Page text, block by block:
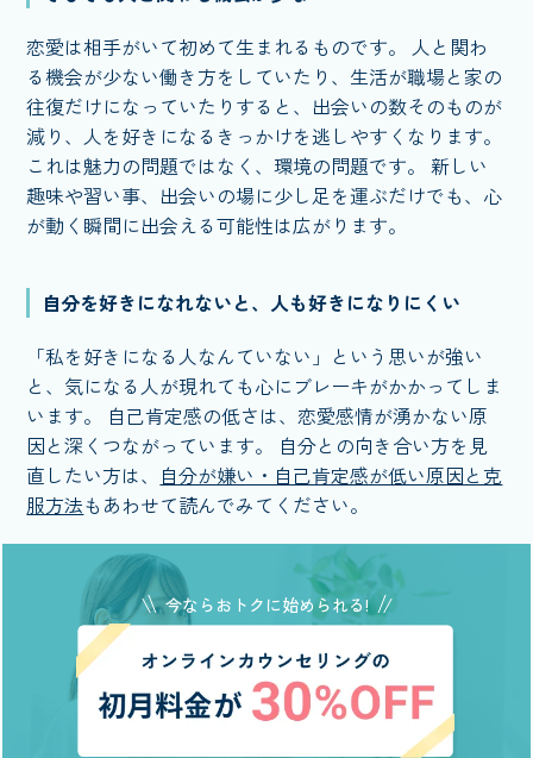
恋愛は相手がいて初めて生まれるものです。 人と関わ
る機会が少ない働き方をしていたり、生活が職場と家の
往復だけになっていたりすると、出会いの数そのものが
減り、人を好きになるきっかけを逃しやすくなります。
これは魅力の問題ではなく、環境の問題です。 新しい
趣味や習い事、出会いの場に少し足を運ぶだけでも、心
が動く瞬間に出会える可能性は広がります。
自分を好きになれないと、人も好きになりにくい
「私を好きになる人なんていない」という思いが強い
と、気になる人が現れても心にブレーキがかかってしま
います。 自己肯定感の低さは、恋愛感情が湧かない原
因と深くつながっています。 自分との向き合い方を見
直したい方は、
自分が嫌い・自己肯定感が低い原因と克
服方法もあわせて読んでみてください。
今ならおトクに始められる!